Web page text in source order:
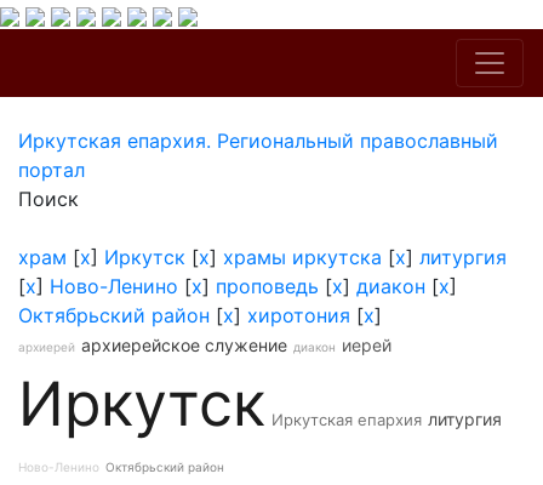
Иркутская епархия. Региональный православный
портал
Поиск
храм [x] Иркутск [x] храмы иркутска [x] литургия
[x] Ново-Ленино [x] проповедь [x] диакон [x]
Октябрьский район [x] хиротония [x]
архиерей архиерейское служение диакон иерей
Иркутск Иркутская епархия литургия
Ново-Ленино Октябрьский район